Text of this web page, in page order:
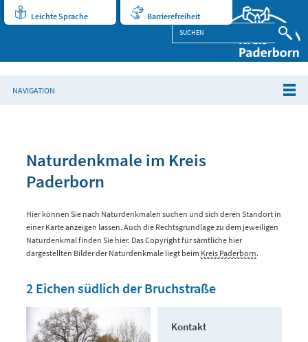
Leichte Sprache Barrierefreiheit
NAVIGATION
Naturdenkmale im Kreis
Paderborn
Hier können Sie nach Naturdenkmalen suchen und sich deren Standort in
einer Karte anzeigen lassen. Auch die Rechtsgrundlage zu dem jeweiligen
Naturdenkmal finden Sie hier. Das Copyright für sämtliche hier
dargestellten Bilder der Naturdenkmale liegt beim Kreis Paderborn.
2 Eichen südlich der Bruchstraße
Kontakt